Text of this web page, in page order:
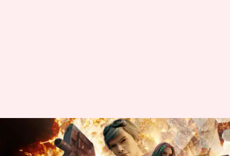
జూలై 11న Garena Free Fire MAX
కోడ్‌ల రీడీమ్ విధానం: 6వ